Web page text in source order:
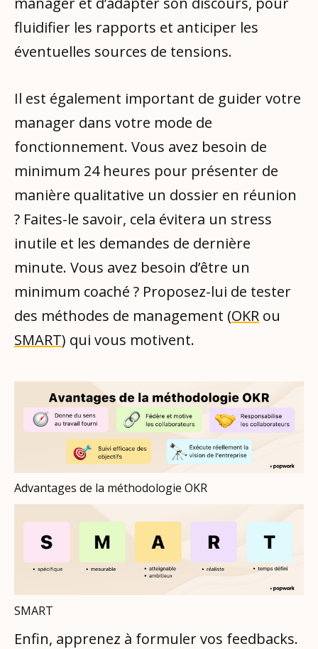
fluidifier les rapports et anticiper les
éventuelles sources de tensions.
Il est également important de guider votre
manager dans votre mode de
fonctionnement. Vous avez besoin de
minimum 24 heures pour présenter de
manière qualitative un dossier en réunion
? Faites-le savoir, cela évitera un stress
inutile et les demandes de dernière
minute. Vous avez besoin d’être un
minimum coaché ? Proposez-lui de tester
des méthodes de management (OKR ou
SMART) qui vous motivent.
Advantages de la méthodologie OKR
SMART
Enfin, apprenez à formuler vos feedbacks.